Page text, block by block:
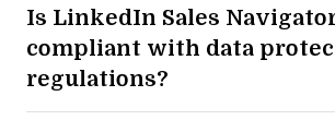
Is LinkedIn Sales
compliant with data
regulations?